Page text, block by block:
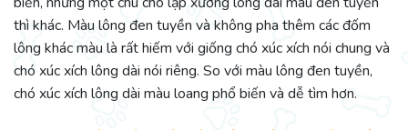
thì khác. Màu lông đen tuyền và không pha thêm các đốm
lông khác màu là rất hiếm với giống chó xúc xích nói chung và
chó xúc xích lông dài nói riêng. So với màu lông đen tuyền,
chó xúc xích lông dài màu loang phổ biến và dễ tìm hơn.